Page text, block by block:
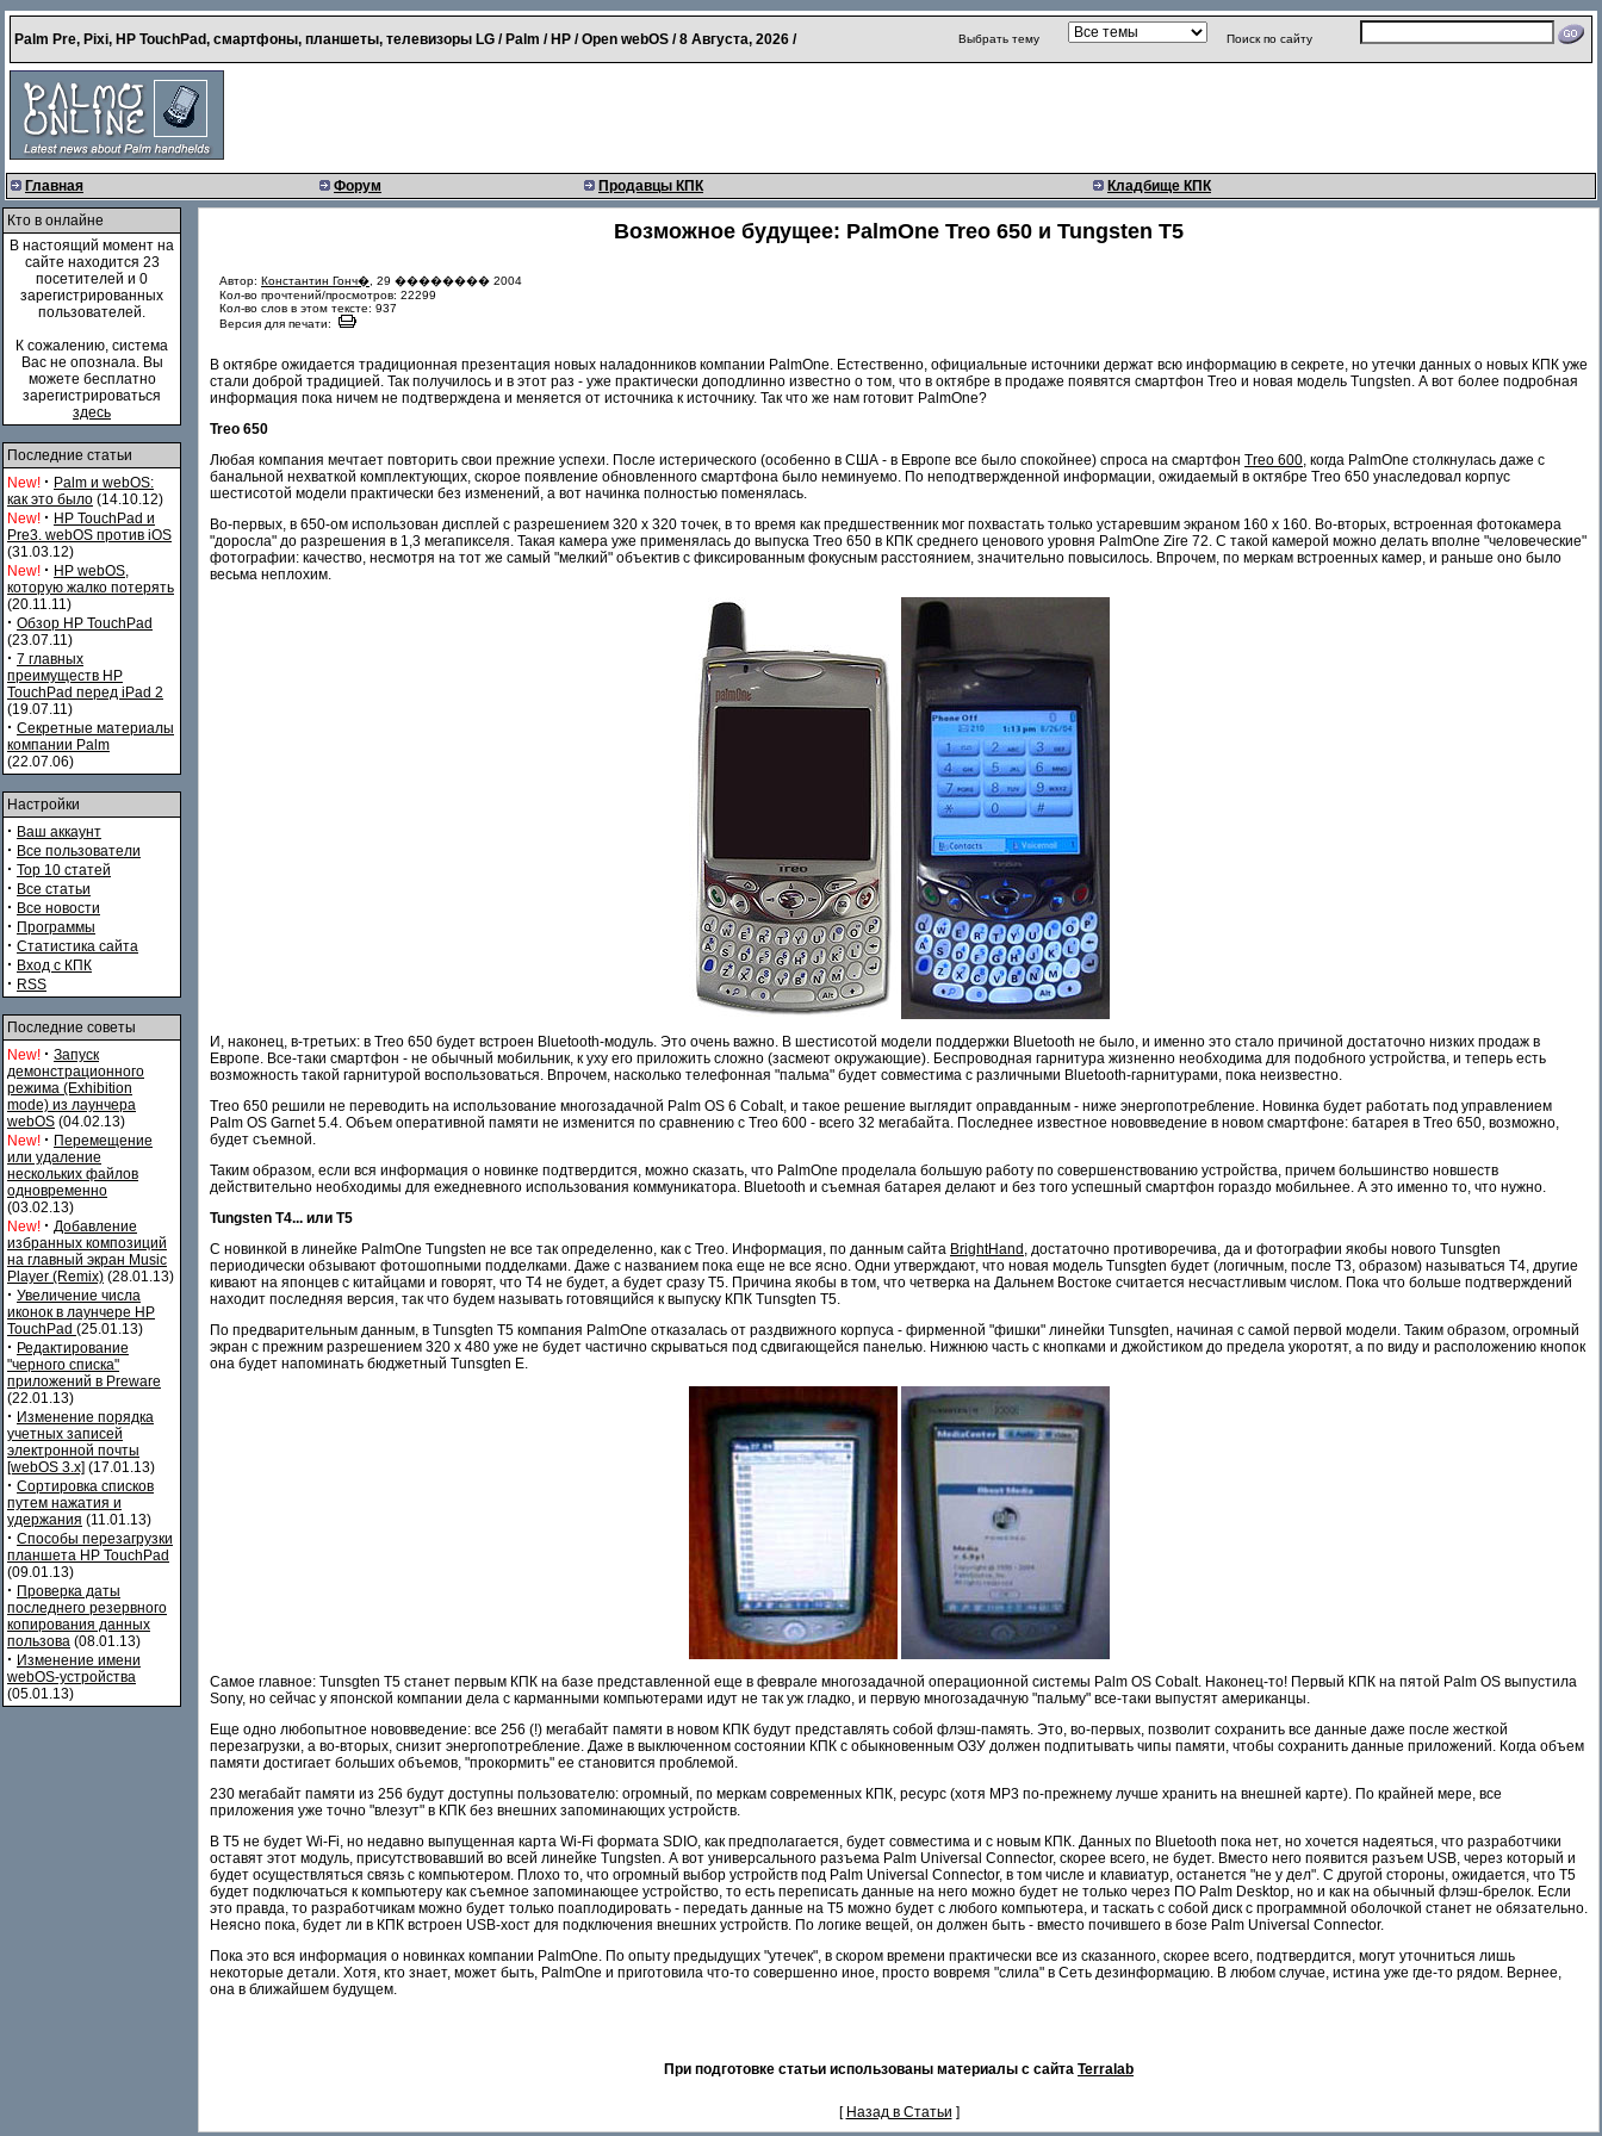
Palm Pre, Pixi, HP TouchPad, смартфоны, планшеты, телевизоры LG / Palm / HP / Open webOS /8 Августа, 2026 / Выбрать тему Поиск по сайту
Главная Форум Продавцы КПК Кладбище КПК
Кто в онлайне
В настоящий момент на
сайте находится 23
посетителей и 0
зарегистрированных
пользователей.
К сожалению, система
Вас не опознала. Вы
можете бесплатно
зарегистрироваться
здесь
Последние статьи
New! · Palm и webOS:
как это было (14.10.12)
New! · HP TouchPad и
Pre3. webOS против iOS
(31.03.12)
New! · HP webOS,
которую жалко потерять
(20.11.11)
· Обзор HP TouchPad
(23.07.11)
· 7 главных
преимуществ HP
TouchPad перед iPad 2
(19.07.11)
· Секретные материалы
компании Palm
(22.07.06)
Настройки
· Ваш аккаунт
· Все пользователи
· Top 10 статей
· Все статьи
· Все новости
· Программы
· Статистика сайта
· Вход с КПК
· RSS
Последние советы
New! · Запуск
демонстрационного
режима (Exhibition
mode) из лаунчера
webOS (04.02.13)
New! · Перемещение
или удаление
нескольких файлов
одновременно
(03.02.13)
New! · Добавление
избранных композиций
на главный экран Music
Player (Remix) (28.01.13)
· Увеличение числа
иконок в лаунчере HP
TouchPad (25.01.13)
· Редактирование
"черного списка"
приложений в Preware
(22.01.13)
· Изменение порядка
учетных записей
электронной почты
[webOS 3.x] (17.01.13)
· Сортировка списков
путем нажатия и
удержания (11.01.13)
· Способы перезагрузки
планшета HP TouchPad
(09.01.13)
· Проверка даты
последнего резервного
копирования данных
пользова (08.01.13)
· Изменение имени
webOS-устройства
(05.01.13)
Возможное будущее: PalmOne Treo 650 и Tungsten T5
Автор: Константин Гонч� , 29 �������� 2004
Кол-во прочтений/просмотров: 22299
Кол-во слов в этом тексте: 937
Версия для печати:
В октябре ожидается традиционная презентация новых наладонников компании PalmOne. Естественно, официальные источники держат всю информацию в секрете, но утечки данных о новых КПК уже
стали доброй традицией. Так получилось и в этот раз - уже практически доподлинно известно о том, что в октябре в продаже появятся смартфон Treo и новая модель Tungsten. А вот более подробная
информация пока ничем не подтверждена и меняется от источника к источнику. Так что же нам готовит PalmOne?
Treo 650
Любая компания мечтает повторить свои прежние успехи. После истерического (особенно в США - в Европе все было спокойнее) спроса на смартфон Treo 600, когда PalmOne столкнулась даже с
банальной нехваткой комплектующих, скорое появление обновленного смартфона было неминуемо. По неподтвержденной информации, ожидаемый в октябре Treo 650 унаследовал корпус
шестисотой модели практически без изменений, а вот начинка полностью поменялась.
Во-первых, в 650-ом использован дисплей с разрешением 320 x 320 точек, в то время как предшественник мог похвастать только устаревшим экраном 160 x 160. Во-вторых, встроенная фотокамера
"доросла" до разрешения в 1,3 мегапикселя. Такая камера уже применялась до выпуска Treo 650 в КПК среднего ценового уровня PalmOne Zire 72. С такой камерой можно делать вполне "человеческие"
фотографии: качество, несмотря на тот же самый "мелкий" объектив с фиксированным фокусным расстоянием, значительно повысилось. Впрочем, по меркам встроенных камер, и раньше оно было
весьма неплохим.
И, наконец, в-третьих: в Treo 650 будет встроен Bluetooth-модуль. Это очень важно. В шестисотой модели поддержки Bluetooth не было, и именно это стало причиной достаточно низких продаж в
Европе. Все-таки смартфон - не обычный мобильник, к уху его приложить сложно (засмеют окружающие). Беспроводная гарнитура жизненно необходима для подобного устройства, и теперь есть
возможность такой гарнитурой воспользоваться. Впрочем, насколько телефонная "пальма" будет совместима с различными Bluetooth-гарнитурами, пока неизвестно.
Treo 650 решили не переводить на использование многозадачной Palm OS 6 Cobalt, и такое решение выглядит оправданным - ниже энергопотребление. Новинка будет работать под управлением
Palm OS Garnet 5.4. Объем оперативной памяти не изменится по сравнению с Treo 600 - всего 32 мегабайта. Последнее известное нововведение в новом смартфоне: батарея в Treo 650, возможно,
будет съемной.
Таким образом, если вся информация о новинке подтвердится, можно сказать, что PalmOne проделала большую работу по совершенствованию устройства, причем большинство новшеств
действительно необходимы для ежедневного использования коммуникатора. Bluetooth и съемная батарея делают и без того успешный смартфон гораздо мобильнее. А это именно то, что нужно.
Tungsten T4... или T5
С новинкой в линейке PalmOne Tungsten не все так определенно, как с Treo. Информация, по данным сайта BrightHand , достаточно противоречива, да и фотографии якобы нового Tunsgten
периодически обзывают фотошопными подделками. Даже с названием пока еще не все ясно. Одни утверждают, что новая модель Tunsgten будет (логичным, после T3, образом) называться T4, другие
кивают на японцев с китайцами и говорят, что T4 не будет, а будет сразу T5. Причина якобы в том, что четверка на Дальнем Востоке считается несчастливым числом. Пока что больше подтверждений
находит последняя версия, так что будем называть готовящийся к выпуску КПК Tunsgten T5.
По предварительным данным, в Tunsgten T5 компания PalmOne отказалась от раздвижного корпуса - фирменной "фишки" линейки Tunsgten, начиная с самой первой модели. Таким образом, огромный
экран с прежним разрешением 320 x 480 уже не будет частично скрываться под сдвигающейся панелью. Нижнюю часть с кнопками и джойстиком до предела укоротят, а по виду и расположению кнопок
она будет напоминать бюджетный Tunsgten E.
Самое главное: Tunsgten T5 станет первым КПК на базе представленной еще в феврале многозадачной операционной системы Palm OS Cobalt. Наконец-то! Первый КПК на пятой Palm OS выпустила
Sony, но сейчас у японской компании дела с карманными компьютерами идут не так уж гладко, и первую многозадачную "пальму" все-таки выпустят американцы.
Еще одно любопытное нововведение: все 256 (!) мегабайт памяти в новом КПК будут представлять собой флэш-память. Это, во-первых, позволит сохранить все данные даже после жесткой
перезагрузки, а во-вторых, снизит энергопотребление. Даже в выключенном состоянии КПК с обыкновенным ОЗУ должен подпитывать чипы памяти, чтобы сохранить данные приложений. Когда объем
памяти достигает больших объемов, "прокормить" ее становится проблемой.
230 мегабайт памяти из 256 будут доступны пользователю: огромный, по меркам современных КПК, ресурс (хотя MP3 по-прежнему лучше хранить на внешней карте). По крайней мере, все
приложения уже точно "влезут" в КПК без внешних запоминающих устройств.
В T5 не будет Wi-Fi, но недавно выпущенная карта Wi-Fi формата SDIO, как предполагается, будет совместима и с новым КПК. Данных по Bluetooth пока нет, но хочется надеяться, что разработчики
оставят этот модуль, присутствовавший во всей линейке Tungsten. А вот универсального разъема Palm Universal Connector, скорее всего, не будет. Вместо него появится разъем USB, через который и
будет осуществляться связь с компьютером. Плохо то, что огромный выбор устройств под Palm Universal Connector, в том числе и клавиатур, останется "не у дел". С другой стороны, ожидается, что T5
будет подключаться к компьютеру как съемное запоминающее устройство, то есть переписать данные на него можно будет не только через ПО Palm Desktop, но и как на обычный флэш-брелок. Если
это правда, то разработчикам можно будет только поаплодировать - передать данные на T5 можно будет с любого компьютера, и таскать с собой диск с программной оболочкой станет не обязательно.
Неясно пока, будет ли в КПК встроен USB-хост для подключения внешних устройств. По логике вещей, он должен быть - вместо почившего в бозе Palm Universal Connector.
Пока это вся информация о новинках компании PalmOne. По опыту предыдущих "утечек", в скором времени практически все из сказанного, скорее всего, подтвердится, могут уточниться лишь
некоторые детали. Хотя, кто знает, может быть, PalmOne и приготовила что-то совершенно иное, просто вовремя "слила" в Сеть дезинформацию. В любом случае, истина уже где-то рядом. Вернее,
она в ближайшем будущем.
При подготовке статьи использованы материалы с сайта Terralab
[ Назад в Статьи ]